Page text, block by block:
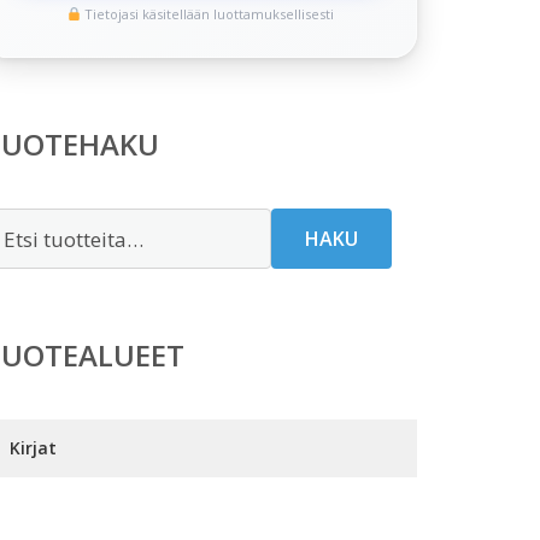
Tietojasi käsitellään luottamuksellisesti
HAKU
Kirjat